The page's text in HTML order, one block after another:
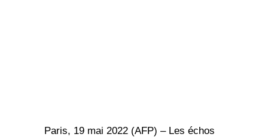
Paris, 19 mai 2022 (AFP) – Les échos